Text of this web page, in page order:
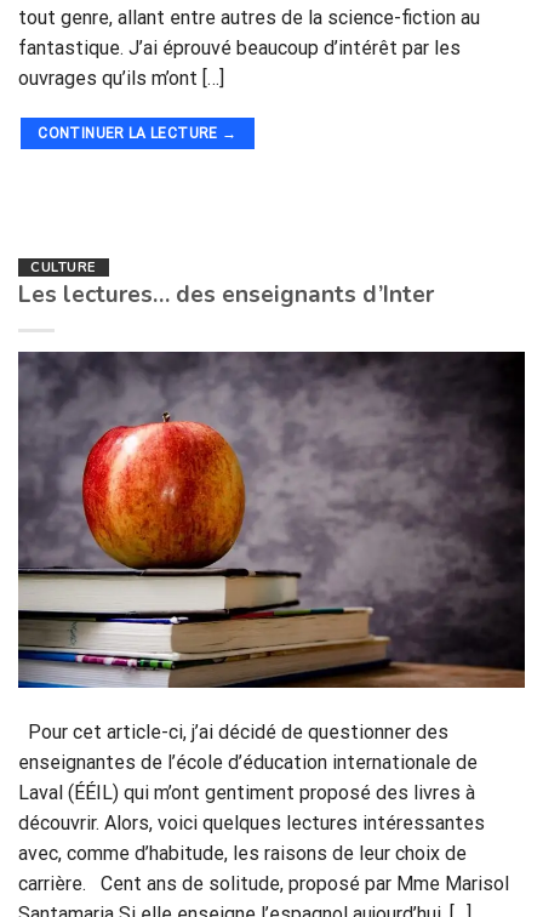
tout genre, allant entre autres de la science-fiction au
fantastique. J’ai éprouvé beaucoup d’intérêt par les
ouvrages qu’ils m’ont […]
CONTINUER LA LECTURE →
CULTURE
Les lectures… des enseignants d’Inter
Pour cet article-ci, j’ai décidé de questionner des
enseignantes de l’école d’éducation internationale de
Laval (ÉÉIL) qui m’ont gentiment proposé des livres à
découvrir. Alors, voici quelques lectures intéressantes
avec, comme d’habitude, les raisons de leur choix de
carrière. Cent ans de solitude, proposé par Mme Marisol